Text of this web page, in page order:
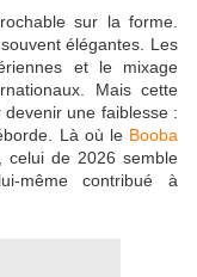
sur la forme.
élégantes. Les
et le mixage
Mais cette
une faiblesse :
Là où le Booba
celui de 2026 semble
même contribué à